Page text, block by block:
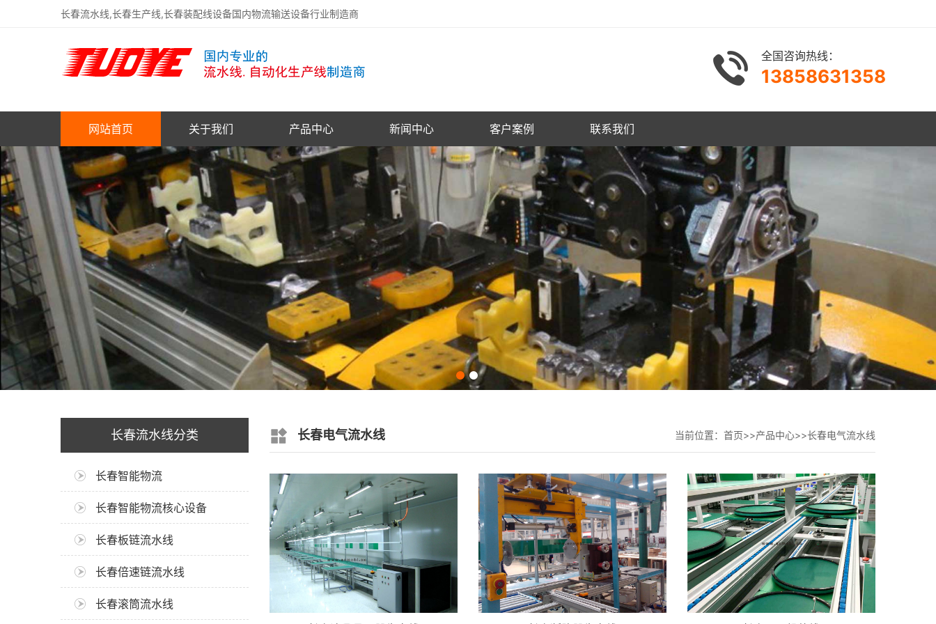
长春流水线,长春生产线,长春装配线设备国内物流输送设备行业制造商
全国咨询热线：
13858631358
网站首页 关于我们 产品中心 新闻中心 客户案例 联系我们
长春流水线分类
长春智能物流
长春智能物流核心设备
长春板链流水线
长春倍速链流水线
长春滚筒流水线
长春电气流水线 当前位置： 首页>>产品中心>>长春电气流水线